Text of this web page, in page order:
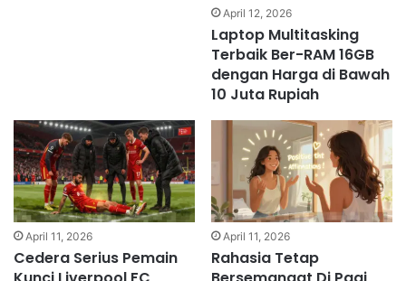
April 12, 2026
Laptop Multitasking
Terbaik Ber-RAM 16GB
dengan Harga di Bawah
10 Juta Rupiah
April 11, 2026
Cedera Serius Pemain
April 11, 2026
Rahasia Tetap